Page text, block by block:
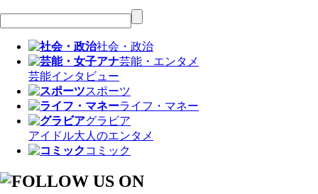
社会・政治
芸能・エンタメ
芸能インタビュー
スポーツ
ライフ・マネー
グラビア
アイドル大人のエンタメ
コミック